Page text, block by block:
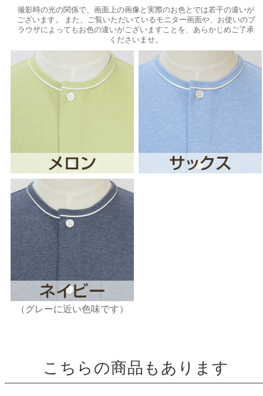
撮影時の光の関係で、画面上の画像と実際のお色とでは若干の違いが
ございます。 また、ご覧いただいているモニター画面や、お使いのブ
ラウザによってもお色の違いがございますことを、あらかじめご了承
くださいませ。
（グレーに近い色味です）
こちらの商品もあります